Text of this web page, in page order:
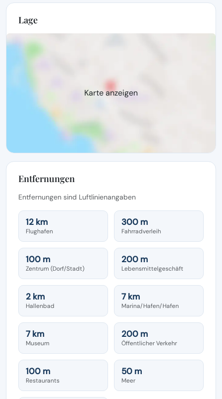
Lage
Karte anzeigen
Entfernungen
Entfernungen sind Luftlinienangaben
12 km
Flughafen
300 m
Fahrradverleih
100 m
Zentrum (Dorf/Stadt)
200 m
Lebensmittelgeschäft
2 km
Hallenbad
7 km
Marina/Hafen/Hafen
7 km
Museum
200 m
Öffentlicher Verkehr
100 m
Restaurants
50 m
Meer